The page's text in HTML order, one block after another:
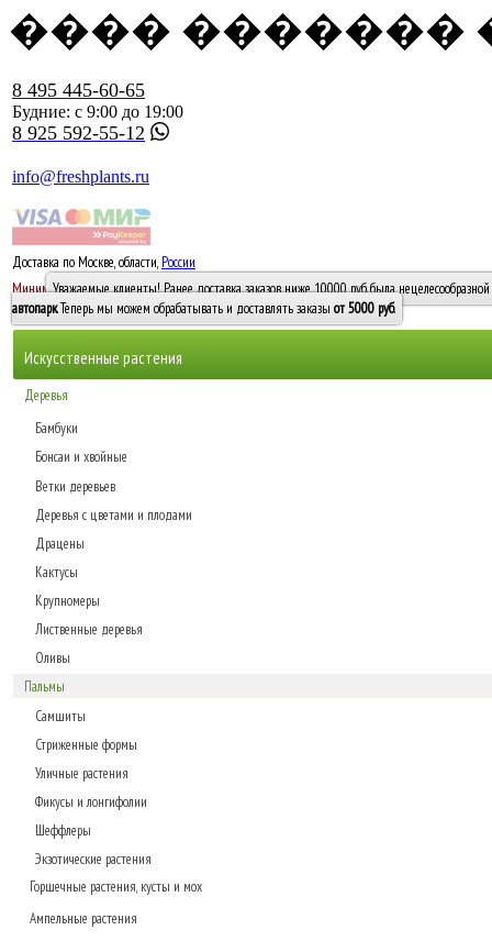
���� �������
8 495 445-60-65
Будние: с 9:00 до 19:00
8 925 592-55-12
info@freshplants.ru
Доставка по Москве, области, России
Минимальный заказ -10 0005000 руб.
Уважаемые клиенты! Ранее доставка заказов ниже 10000 руб. была
автопарк. Теперь мы можем обрабатывать и доставлять заказы от 5000 руб.
Искусственные растения
Деревья
Бамбуки
Бонсаи и хвойные
Ветки деревьев
Деревья с цветами и плодами
Драцены
Кактусы
Крупномеры
Лиственные деревья
Оливы
Пальмы
Самшиты
Стриженные формы
Уличные растения
Фикусы и лонгифолии
Шеффлеры
Экзотические растения
Горшечные растения, кусты и мох
Газонные коврики, мох
Ампельные растения